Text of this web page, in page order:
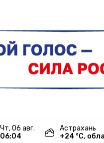
чт, 06 авг.
06:04
Астрахань
+24 °С,